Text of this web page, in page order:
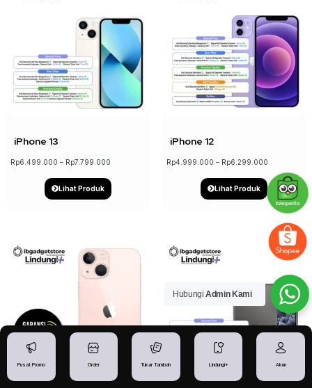
iPhone 13
Rp6.499.000 – Rp7.799.000
Lihat Produk
↓ 21%
iPhone 12
Rp4.999.000 – Rp6.299.000
Lihat Produk
Pusat Promo Order Tukar Tambah Lindungi+ Akun
Hubungi Admin Kami